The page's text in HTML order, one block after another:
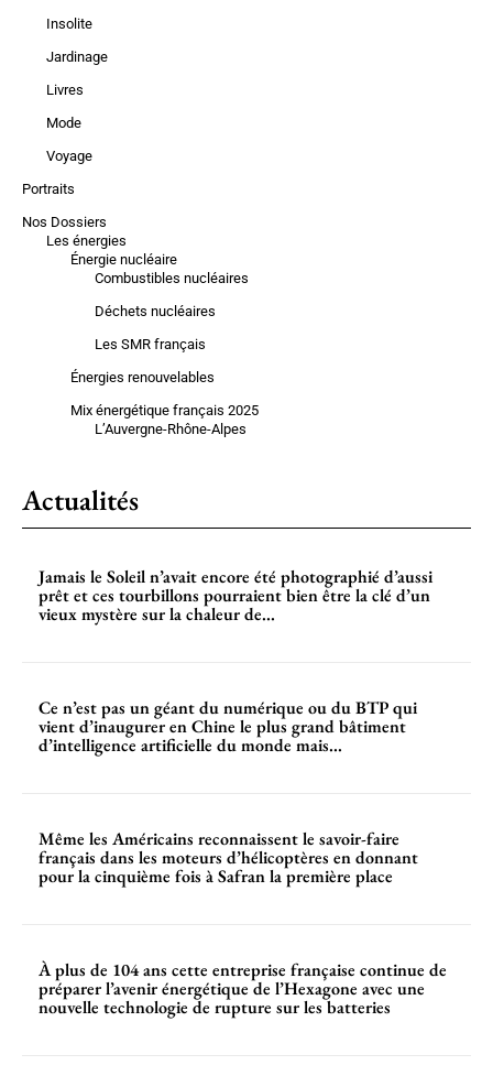
Insolite
Jardinage
Livres
Mode
Voyage
Portraits
Nos Dossiers
Les énergies
Énergie nucléaire
Combustibles nucléaires
Déchets nucléaires
Les SMR français
Énergies renouvelables
Mix énergétique français 2025
L’Auvergne-Rhône-Alpes
Actualités
Jamais le Soleil n’avait encore été photographié d’aussi
prêt et ces tourbillons pourraient bien être la clé d’un
vieux mystère sur la chaleur de...
Ce n’est pas un géant du numérique ou du BTP qui
vient d’inaugurer en Chine le plus grand bâtiment
d’intelligence artificielle du monde mais...
Même les Américains reconnaissent le savoir-faire
français dans les moteurs d’hélicoptères en donnant
pour la cinquième fois à Safran la première place
À plus de 104 ans cette entreprise française continue de
préparer l’avenir énergétique de l’Hexagone avec une
nouvelle technologie de rupture sur les batteries